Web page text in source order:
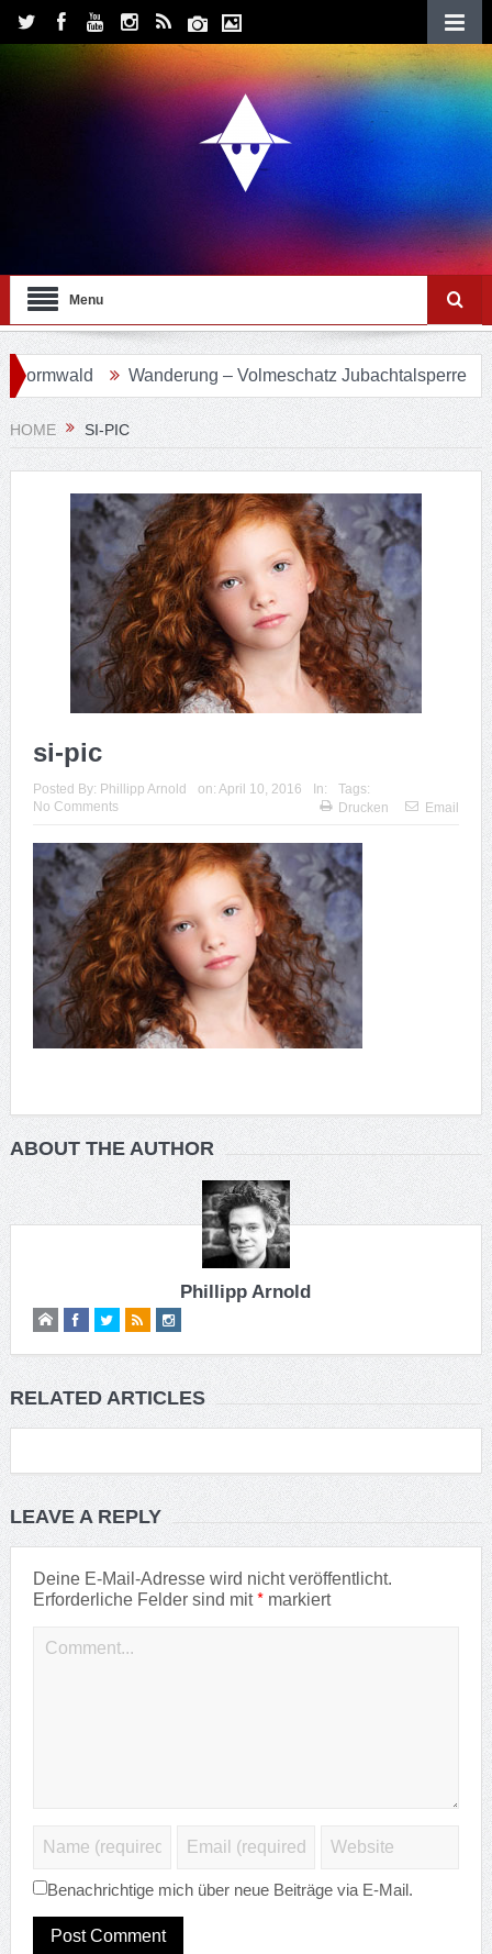
Menu
Wanderung – Volmeschatz Jubachtalsperre
HOME SI-PIC
si-pic
Posted By: Phillipp Arnold on: April 10, 2016 In:
Tags:
No Comments
Drucken Email
ABOUT THE AUTHOR
Phillipp Arnold
RELATED ARTICLES
LEAVE A REPLY
Deine E-Mail-Adresse wird nicht veröffentlicht.
Erforderliche Felder sind mit*markiert
Benachrichtige mich über neue Beiträge via E-Mail.